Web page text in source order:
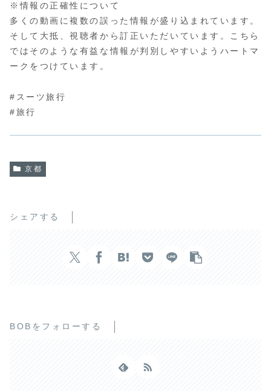
※情報の正確性について
多くの動画に複数の誤った情報が盛り込まれています。
そして大抵、視聴者から訂正いただいています。こちら
ではそのような有益な情報が判別しやすいようハートマ
ークをつけています。
#スーツ旅行
#旅行
京都
シェアする
BOBをフォローする